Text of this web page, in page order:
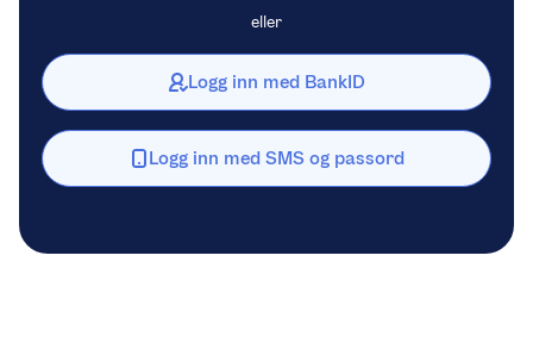
eller
Logg inn med BankID
Logg inn med SMS og passord